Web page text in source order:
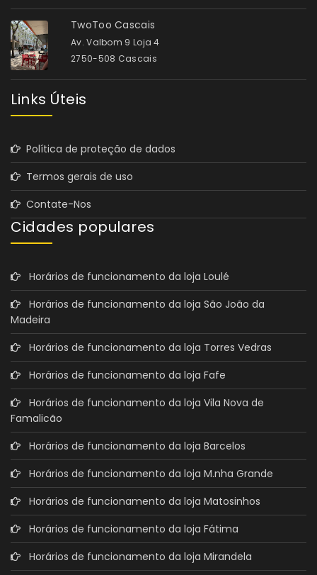
TwoToo Cascais
Av. Valbom 9 Loja 4
2750-508 Cascais
Links Úteis
Política de proteção de dados
Termos gerais de uso
Contate-Nos
Cidades populares
Horários de funcionamento da loja Loulé
Horários de funcionamento da loja São João da
Madeira
Horários de funcionamento da loja Torres Vedras
Horários de funcionamento da loja Fafe
Horários de funcionamento da loja Vila Nova de
Famalicão
Horários de funcionamento da loja Barcelos
Horários de funcionamento da loja M.nha Grande
Horários de funcionamento da loja Matosinhos
Horários de funcionamento da loja Fátima
Horários de funcionamento da loja Mirandela